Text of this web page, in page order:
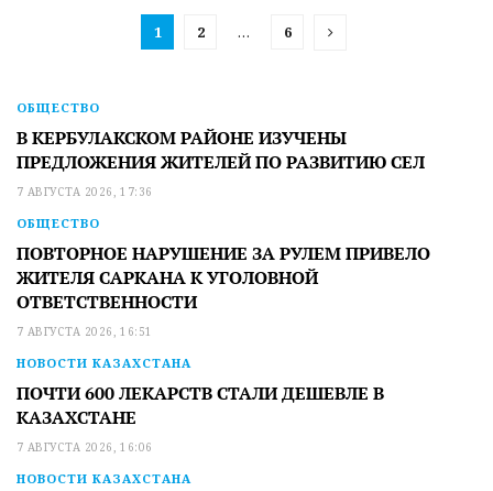
1 2 … 6
ОБЩЕСТВО
В КЕРБУЛАКСКОМ РАЙОНЕ ИЗУЧЕНЫ
ПРЕДЛОЖЕНИЯ ЖИТЕЛЕЙ ПО РАЗВИТИЮ СЕЛ
7 АВГУСТА 2026, 17:36
ОБЩЕСТВО
ПОВТОРНОЕ НАРУШЕНИЕ ЗА РУЛЕМ ПРИВЕЛО
ЖИТЕЛЯ САРКАНА К УГОЛОВНОЙ
ОТВЕТСТВЕННОСТИ
7 АВГУСТА 2026, 16:51
НОВОСТИ КАЗАХСТАНА
ПОЧТИ 600 ЛЕКАРСТВ СТАЛИ ДЕШЕВЛЕ В
КАЗАХСТАНЕ
7 АВГУСТА 2026, 16:06
НОВОСТИ КАЗАХСТАНА